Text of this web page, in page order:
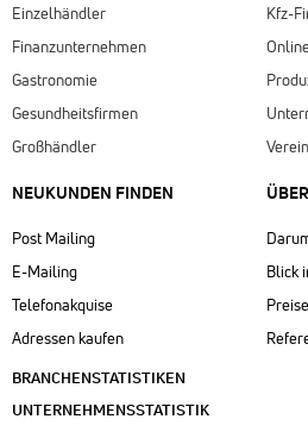
Einzelhändler
Finanzunternehmen
Gastronomie
Gesundheitsfirmen
Großhändler
Kfz-
NEUKUNDEN FINDEN
Post Mailing
E-Mailing
Telefonakquise
Adressen kaufen
BRANCHENSTATISTIKEN
UNTERNEHMENSSTATISTIK
Blick
Preise